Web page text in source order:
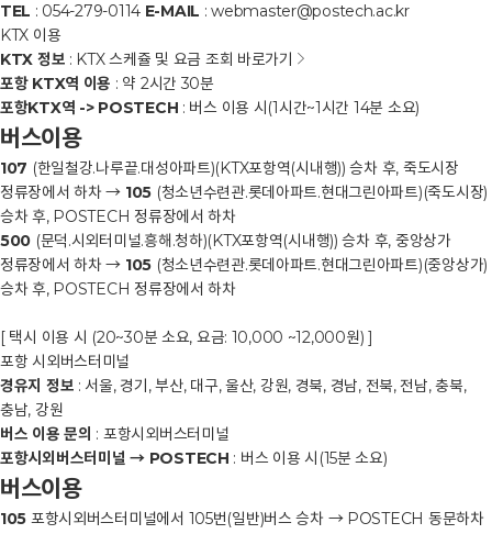
TEL : 054-279-0114 E-MAIL : webmaster@postech.ac.kr
KTX 이용
KTX 정보 : KTX 스케쥴 및 요금 조회 바로가기
포항 KTX역 이용 : 약 2시간 30분
포항KTX역 -> POSTECH : 버스 이용 시(1시간~1시간 14분 소요)
버스이용
107 (한일철강.나루끝.대성아파트)(KTX포항역(시내행)) 승차 후, 죽도시장
정류장에서 하차 → 105 (청소년수련관.롯데아파트.현대그린아파트)(죽도시장)
승차 후, POSTECH 정류장에서 하차
500 (문덕.시외터미널.흥해.청하)(KTX포항역(시내행)) 승차 후, 중앙상가
정류장에서 하차 → 105 (청소년수련관.롯데아파트.현대그린아파트)(중앙상가)
승차 후, POSTECH 정류장에서 하차
[ 택시 이용 시 (20~30분 소요, 요금: 10,000 ~12,000원) ]
포항 시외버스터미널
경유지 정보 : 서울, 경기, 부산, 대구, 울산, 강원, 경북, 경남, 전북, 전남, 충북,
충남, 강원
버스 이용 문의 : 포항시외버스터미널
포항시외버스터미널 → POSTECH : 버스 이용 시(15분 소요)
버스이용
105 포항시외버스터미널에서 105번(일반)버스 승차 → POSTECH 동문하차